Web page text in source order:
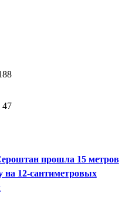
47
прошла 15 метров
на 12-сантиметровых